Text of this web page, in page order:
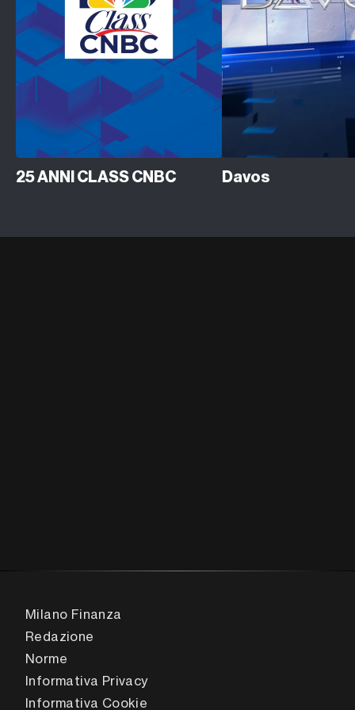
25 ANNI CLASS CNBC Davos
Milano Finanza
Redazione
Norme
Informativa Privacy
Informativa Cookie